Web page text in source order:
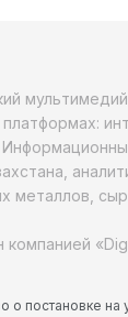
металлов,
компанией
о постановке